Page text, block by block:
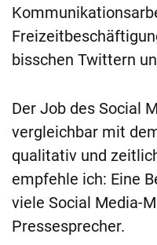
bisschen Twittern
Der Job des Social
vergleichbar mit
qualitativ und
empfehle ich: Eine
viele Social Media-
Pressesprecher.